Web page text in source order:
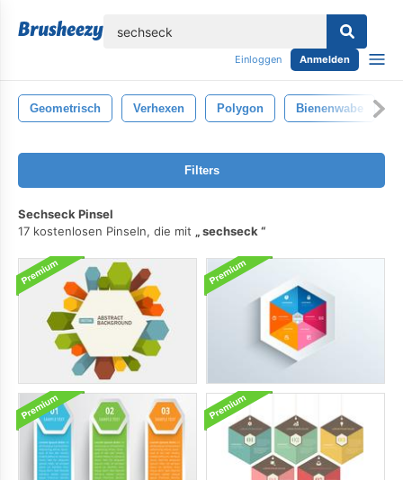
Einloggen Anmelden
Geometrisch Verhexen Polygon Bienenwabe
Filters
Sechseck Pinsel
17 kostenlosen Pinseln, die mit
sechseck